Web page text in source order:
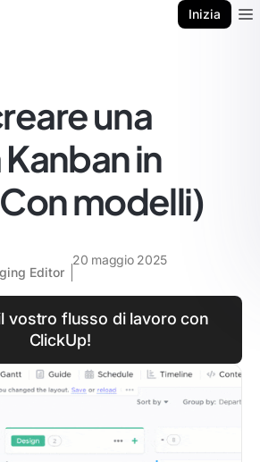
Inizia
una
in
modelli)
Editor
20 maggio 2025
vostro flusso di lavoro con
ClickUp!